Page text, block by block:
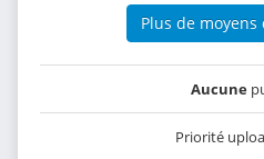
Plus de
Aucune
Priorité